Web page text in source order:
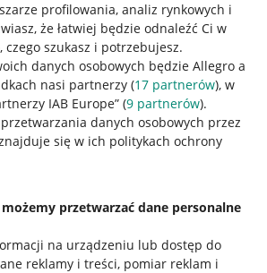
profilowania, analiz rynkowych i
że łatwiej będzie odnaleźć Ci w
czego szukasz i potrzebujesz.
danych osobowych będzie Allegro a
nasi partnerzy (17 partnerów), w
IAB Europe” (9 partnerów).
danych osobowych przez
się w ich politykach ochrony
przetwarzać dane personalne
na urządzeniu lub dostęp do
reklamy i treści, pomiar reklam i